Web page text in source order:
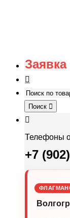
Заявка
Поиск
Телефоны
+7